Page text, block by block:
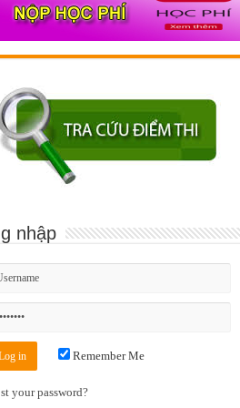
nhập
Remember Me
your password?